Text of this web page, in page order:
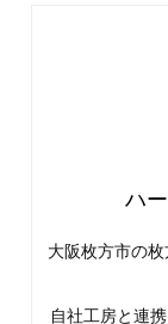
ハ
大阪枚方市の
自社工房と連